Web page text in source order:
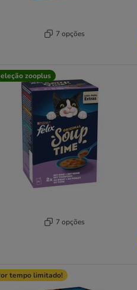
7 opções
zooplus
7 opções
tempo limitado!